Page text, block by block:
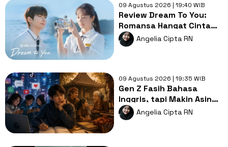
09 Agustus 2026 | 19:40 WIB
Review Dream To You:
Romansa Hangat Cinta
Pertama, Luka dan
Impian
Angelia Cipta RN
09 Agustus 2026 | 19:35 WIB
Gen Z Fasih Bahasa
Inggris, tapi Makin Asing
dengan Bahasa Ibu,
Mengapa?
Angelia Cipta RN